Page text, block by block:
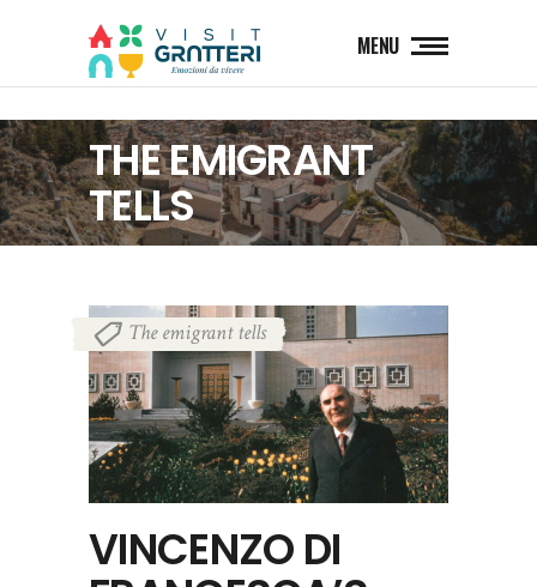
MENU
THE EMIGRANT
TELLS
The emigrant tells
VINCENZO DI